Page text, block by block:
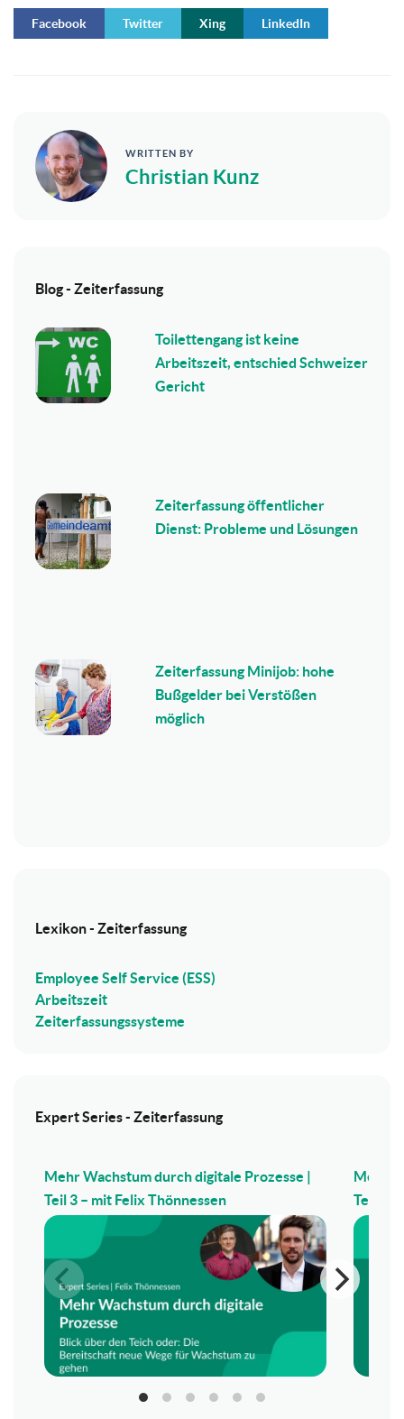
Facebook Twitter Xing LinkedIn
WRITTEN BY
Christian Kunz
Blog - Zeiterfassung
Toilettengang ist keine
Arbeitszeit, entschied Schweizer
Gericht
Zeiterfassung öffentlicher
Dienst: Probleme und Lösungen
Zeiterfassung Minijob: hohe
Bußgelder bei Verstößen
möglich
Lexikon - Zeiterfassung
Employee Self Service (ESS)
Arbeitszeit
Zeiterfassungssysteme
Expert Series - Zeiterfassung
Mehr Wachstum durch digitale Prozesse |
Teil 3 – mit Felix Thönnessen
Mehr
Teil 2 –